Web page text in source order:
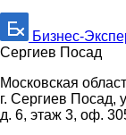
Бизнес-
Сергиев Посад
Московская
г. Сергиев Посад,
д. 6, этаж 3, оф.